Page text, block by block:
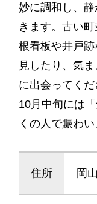
妙に調和し、
きます。古い
根看板や井戸
見したり、気
に出会ってくだ
10月中旬には
くの人で賑わい
住所 岡